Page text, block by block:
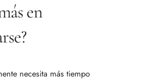
en
necesita más tiempo